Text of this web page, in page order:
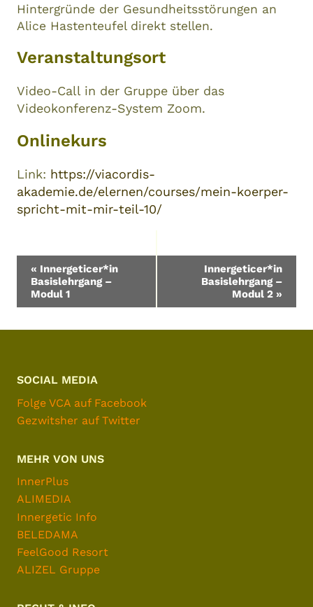
Hintergründe der Gesundheitsstörungen an
Alice Hastenteufel direkt stellen.
Veranstaltungsort
Video-Call in der Gruppe über das
Videokonferenz-System Zoom.
Onlinekurs
Link: https://viacordis-
akademie.de/elernen/courses/mein-koerper-
spricht-mit-mir-teil-10/
Veranstaltung-
Navigation
« Innergeticer*in
Basislehrgang –
Modul 1
Innergeticer*in
Basislehrgang –
Modul 2 »
SOCIAL MEDIA
Folge VCA auf Facebook
Gezwitsher auf Twitter
MEHR VON UNS
InnerPlus
ALIMEDIA
Innergetic Info
BELEDAMA
FeelGood Resort
ALIZEL Gruppe